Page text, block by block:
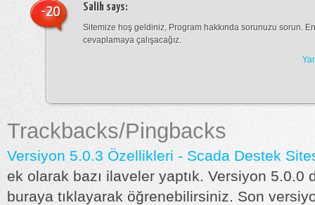
Salih says:
Sitemize hoş geldiniz, Program hakkında sorunuzu sorun.
cevaplamaya çalışacağız.
-20
Trackbacks/Pingbacks
Versiyon 5.0.3 Özellikleri - Scada Destek
ek olarak bazı ilaveler yaptık. Versiyon 5.0.0
buraya tıklayarak öğrenebilirsiniz. Son